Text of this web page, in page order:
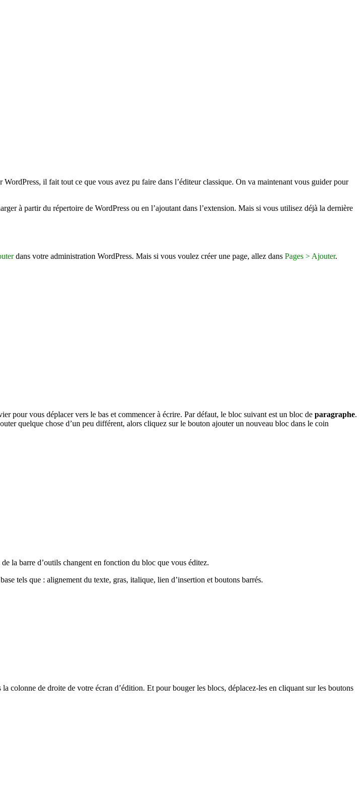
il fait tout ce que vous avez pu faire dans l’éditeur classique. On va maintenant vous guider pour
à partir du répertoire de WordPress ou en l’ajoutant dans l’extension. Mais si vous utilisez déjà la dernière
dans votre administration WordPress. Mais si vous voulez créer une page, allez dans Pages > Ajouter.
pour vous déplacer vers le bas et commencer à écrire. Par défaut, le bloc suivant est un bloc de paragraphe.
quelque chose d’un peu différent, alors cliquez sur le bouton ajouter un nouveau bloc dans le coin
la barre d’outils changent en fonction du bloc que vous éditez.
tels que : alignement du texte, gras, italique, lien d’insertion et boutons barrés.
colonne de droite de votre écran d’édition. Et pour bouger les blocs, déplacez-les en cliquant sur les boutons